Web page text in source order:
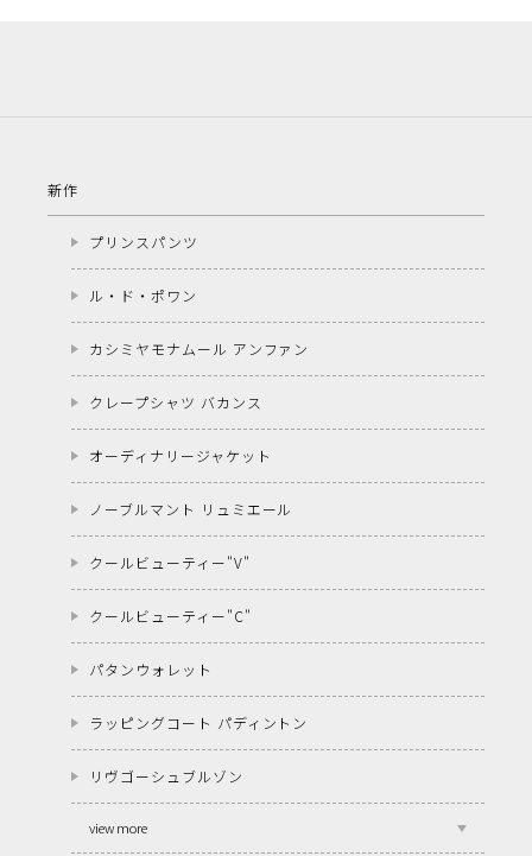
新作
プリンスパンツ
ル・ド・ポワン
カシミヤモナムール アンファン
クレープシャツ バカンス
オーディナリージャケット
ノーブルマント リュミエール
クールビューティー"V"
クールビューティー"C"
パタンウォレット
ラッピングコート パディントン
リヴゴーシュブルゾン
view more